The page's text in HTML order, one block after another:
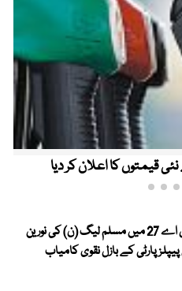
قیمتوں کا اعلان کر دیا
آزاد کشمیر الیکشن ، ایل اے 27 میں مسلم لیگ (ن) کی نورین